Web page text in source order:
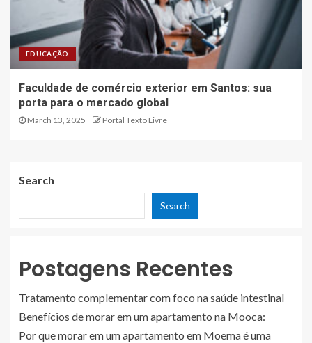
EDUCAÇÃO
Faculdade de comércio exterior em Santos: sua
porta para o mercado global
March 13, 2025 Portal Texto Livre
Search
Search
Postagens Recentes
Tratamento complementar com foco na saúde intestinal
Benefícios de morar em um apartamento na Mooca:
Por que morar em um apartamento em Moema é uma